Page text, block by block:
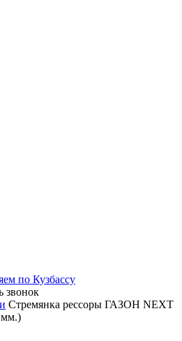
по Кузбассу
звонок
Стремянка рессоры ГАЗОН NEXT
мм.)